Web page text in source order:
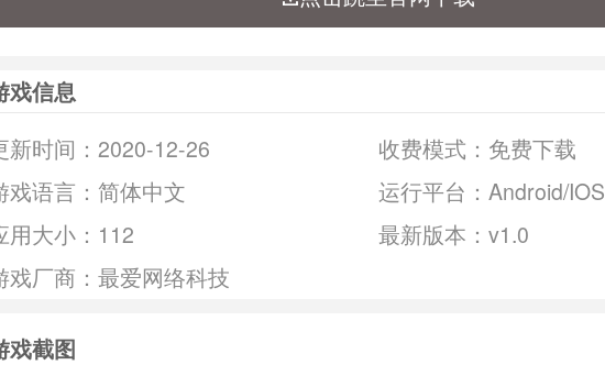
戏信息
新时间： 2020-12-26 收费模式： 免费下载
戏语言： 简体中文 运行平台： Android/IOS
用大小： 112
最新版本：v1.0
戏厂商：最爱网络科技
戏截图